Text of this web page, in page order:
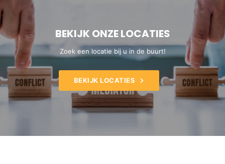
BEKIJK ONZE LOCATIES
Zoek een locatie bij u in de buurt!
BEKIJK LOCATIES